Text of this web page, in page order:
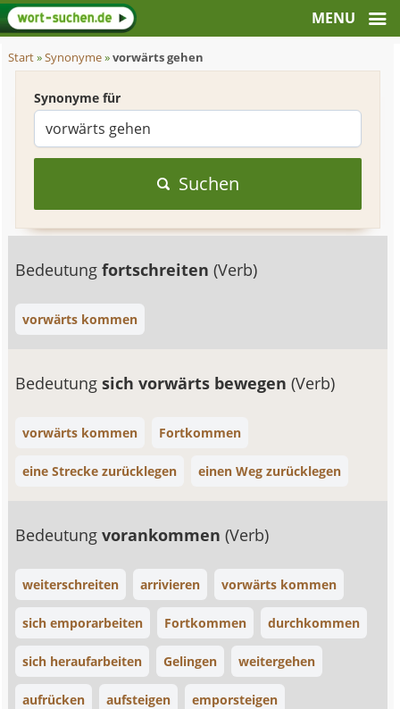
Start»Synonyme»vorwärts gehen
Synonyme für
Suchen
Bedeutungfortschreiten(Verb)
vorwärts kommen
Bedeutungsich vorwärts bewegen(Verb)
vorwärts kommen Fortkommen
eine Strecke zurücklegen einen Weg zurücklegen
Bedeutungvorankommen(Verb)
weiterschreiten arrivieren vorwärts kommen
sich emporarbeiten Fortkommen durchkommen
sich heraufarbeiten Gelingen weitergehen
aufrücken aufsteigen emporsteigen